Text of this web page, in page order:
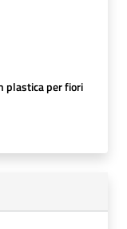
plastica per fiori